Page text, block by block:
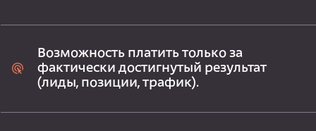
Возможность платить только за
фактически достигнутый результат
(лиды, позиции, трафик).